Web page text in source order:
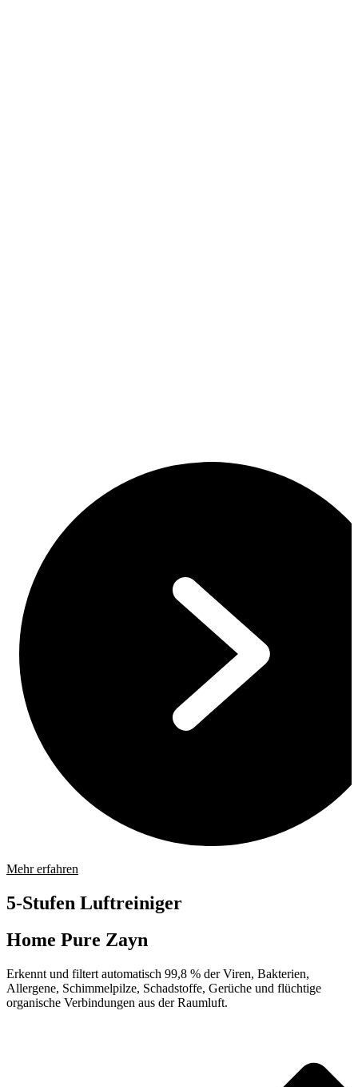
Mehr erfahren
5-Stufen Luftreiniger
Home Pure Zayn
Erkennt und filtert automatisch 99,8 % der Viren, Bakterien,
Allergene, Schimmelpilze, Schadstoffe, Gerüche und flüchtige
organische Verbindungen aus der Raumluft.